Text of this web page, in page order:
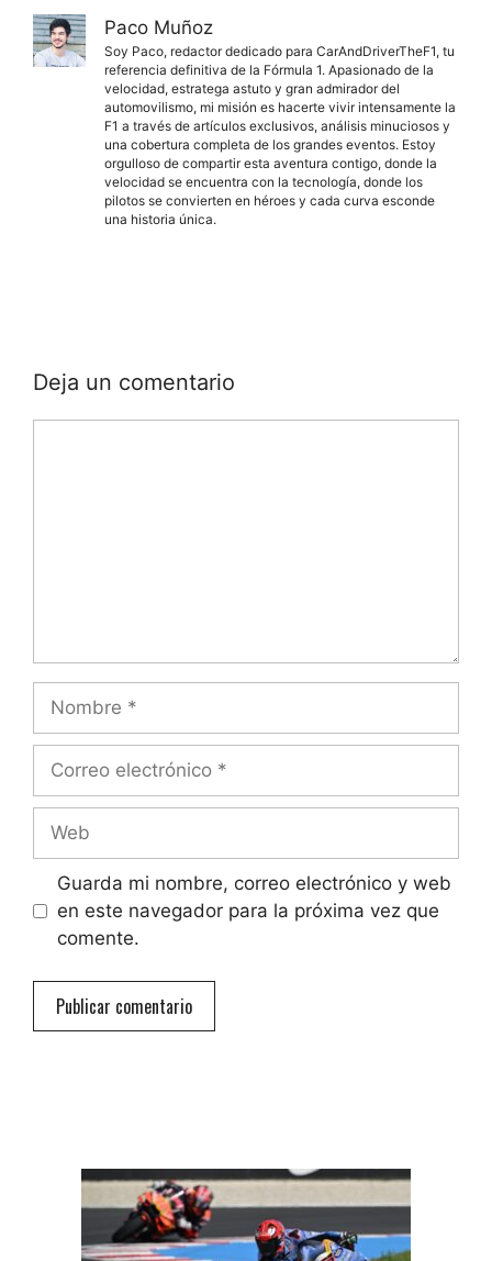
Paco Muñoz
Soy Paco, redactor dedicado para CarAndDriverTheF1, tu
referencia definitiva de la Fórmula 1. Apasionado de la
velocidad, estratega astuto y gran admirador del
automovilismo, mi misión es hacerte vivir intensamente la
F1 a través de artículos exclusivos, análisis minuciosos y
una cobertura completa de los grandes eventos. Estoy
orgulloso de compartir esta aventura contigo, donde la
velocidad se encuentra con la tecnología, donde los
pilotos se convierten en héroes y cada curva esconde
una historia única.
Deja un comentario
Nombre
Correo
Web
Guarda mi nombre, correo electrónico y web
en este navegador para la próxima vez que
comente.